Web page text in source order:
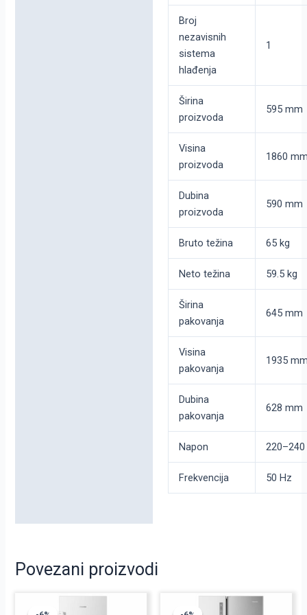
Broj
nezavisnih
sistema
hlađenja
1
Širina
proizvoda
595 mm
Visina
proizvoda
1860
Dubina
proizvoda
590 mm
Bruto težina 65 kg
Neto težina 59.5 kg
Širina
pakovanja
645 mm
Visina
pakovanja
1935
Dubina
pakovanja
628 mm
Napon 220–240
Frekvencija 50 Hz
Povezani proizvodi
Originalna
Trenutna
Originalna
Trenutna